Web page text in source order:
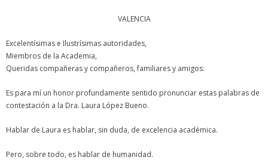
VALENCIA
Excelentísimas e Ilustrísimas autoridades,
Miembros de la Academia,
Queridas compañeras y compañeros, familiares y amigos:
Es para mí un honor profundamente sentido pronunciar estas palabras de
contestación a la Dra. Laura López Bueno.
Hablar de Laura es hablar, sin duda, de excelencia académica.
Pero, sobre todo, es hablar de humanidad.